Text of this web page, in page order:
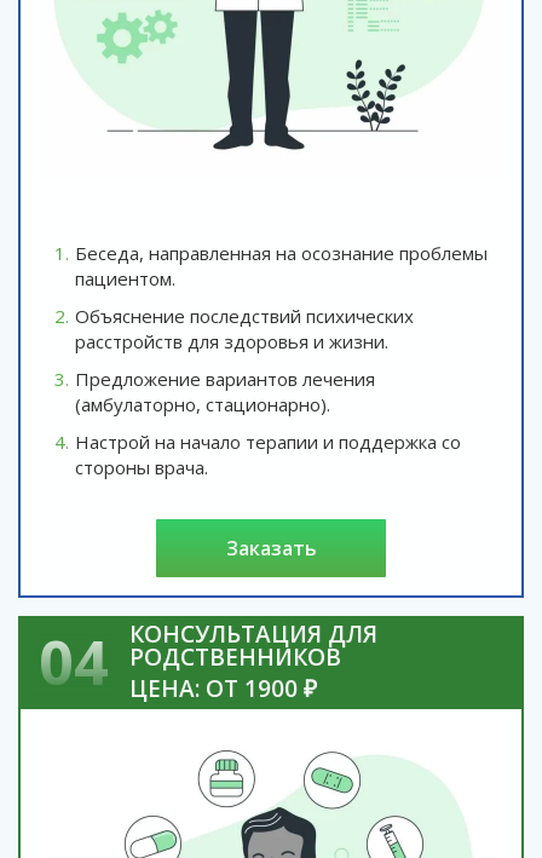
Беседа, направленная на осознание проблемы
пациентом.
Объяснение последствий психических
расстройств для здоровья и жизни.
Предложение вариантов лечения
(амбулаторно, стационарно).
Настрой на начало терапии и поддержка со
стороны врача.
заказать
04 КОНСУЛЬТАЦИЯ ДЛЯ
РОДСТВЕННИКОВ
ЦЕНА: ОТ 1900 ₽